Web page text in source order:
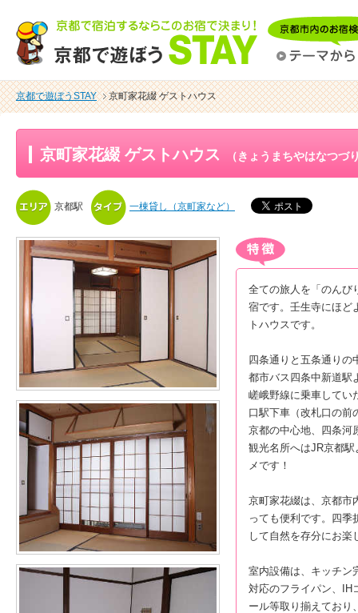
京都で遊ぼうSTAY 京町家花綴 ゲストハウス
京町家花綴 ゲストハウス （きょうまちやはなつ
京都駅 一棟貸し（京町家など）
全ての旅人を「のんび
宿です。壬生寺にほど
トハウスです。
四条通りと五条通りの
都市バス四条中新道駅
嵯峨野線に乗車してい
口駅下車（改札口の前
京都の中心地、四条河
観光名所へはJR京都
メです！
京町家花綴は、京都市
っても便利です。四季
して自然を存分にお楽
室内設備は、キッチン
対応のフライパン、IH
ール等取り揃えており